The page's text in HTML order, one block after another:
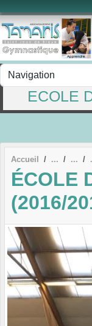
ECOLE
Accueil
ÉCOLE
(2016/